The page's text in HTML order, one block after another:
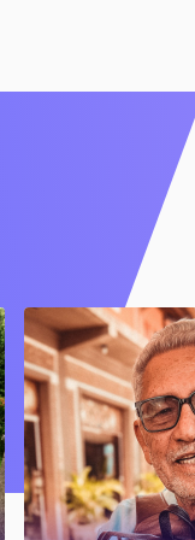
Espedito
Nova Olinda / CE
Peças criadas
cearense já foram
apresentadas em
novelas, desfiles
até em exposições
internacionais